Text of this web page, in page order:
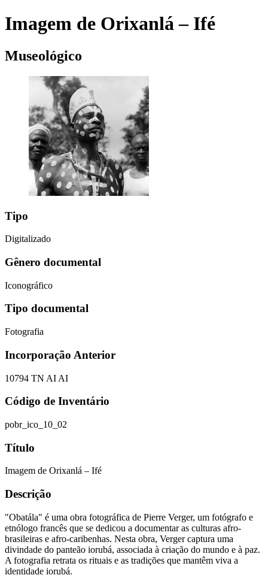
Imagem de Orixanlá – Ifé
Museológico
Tipo
Digitalizado
Gênero documental
Iconográfico
Tipo documental
Fotografia
Incorporação Anterior
10794 TN AI AI
Código de Inventário
pobr_ico_10_02
Título
Imagem de Orixanlá – Ifé
Descrição
"Obatála" é uma obra fotográfica de Pierre Verger, um fotógrafo e
etnólogo francês que se dedicou a documentar as culturas afro-
brasileiras e afro-caribenhas. Nesta obra, Verger captura uma
divindade do panteão iorubá, associada à criação do mundo e à paz.
A fotografia retrata os rituais e as tradições que mantêm viva a
identidade iorubá.